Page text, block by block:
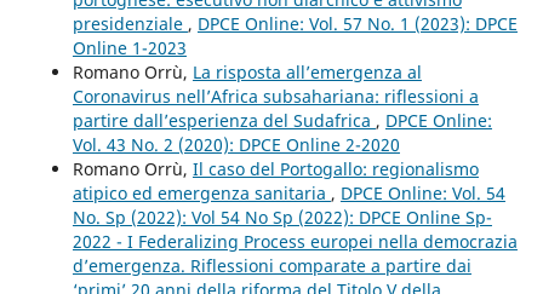
presidenziale , DPCE Online: Vol. 57 No. 1 (2023): DPCE
Online 1-2023
Romano Orrù, La risposta all’emergenza al
Coronavirus nell’Africa subsahariana: riflessioni a
partire dall’esperienza del Sudafrica , DPCE Online:
Vol. 43 No. 2 (2020): DPCE Online 2-2020
Romano Orrù, Il caso del Portogallo: regionalismo
atipico ed emergenza sanitaria , DPCE Online: Vol. 54
No. Sp (2022): Vol 54 No Sp (2022): DPCE Online Sp-
2022 - I Federalizing Process europei nella democrazia
d’emergenza. Riflessioni comparate a partire dai